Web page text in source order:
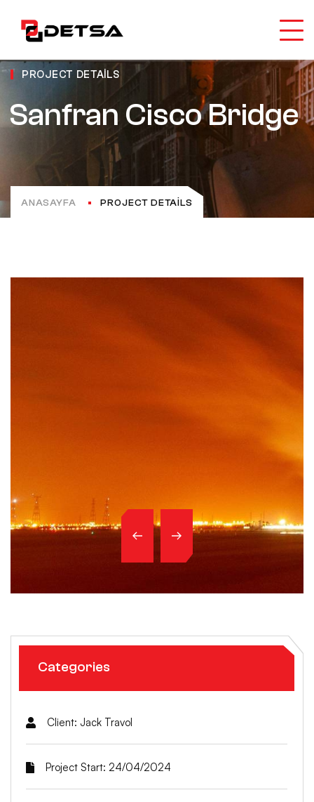
PROJECT DETAILS
Sanfran Cisco Bridge
ANASAYFA PROJECT DETAILS
Categories
Client: Jack Travol
Project Start: 24/04/2024